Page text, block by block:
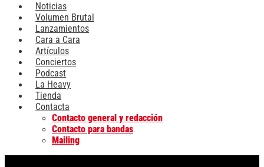
Noticias
Volumen Brutal
Lanzamientos
Cara a Cara
Artículos
Conciertos
Podcast
La Heavy
Tienda
Contacta
Contacto general y redacción
Contacto para bandas
Mailing